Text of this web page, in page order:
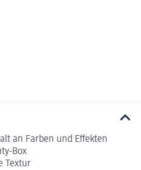
an Farben und Effekten
Box
Textur